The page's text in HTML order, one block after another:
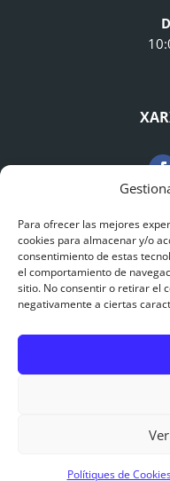
Para ofrecer las mejores
cookies para almacenar y/o
consentimiento de estas
el comportamiento de
sitio. No consentir o retirar el
negativamente a ciertas
Polítiques de
Barcelona |